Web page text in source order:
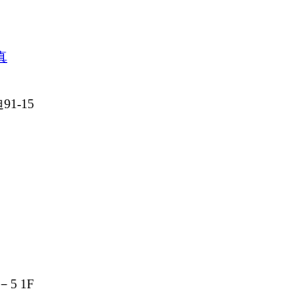
15
5 1F